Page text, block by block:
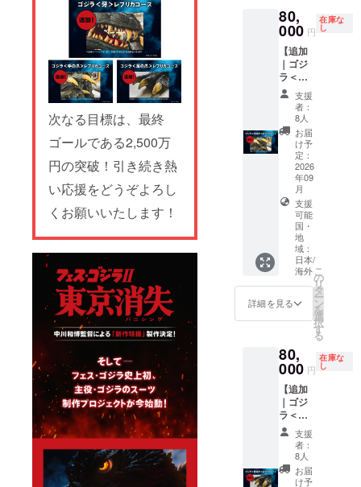
次なる目標は、最終
ゴールである2,500万
円の突破！引き続き熱
い応援をどうぞよろし
くお願いいたします！
で備考
欄にご
記入く
ださ
い。
①日本
語（漢
字・ひ
らが
な・カ
タカ
ナ）：
15文字
以内
（全
角）
②アル
ファ
ベット
の場
合： 最
大35文
字以内
（半角
スペー
む） ※
特殊文
字や記
号は使
用でき
ませ
ん。 ※
公序良
俗に反
する内
容や、
ロール
クレ
ジット
掲載 小
5.中川
監督描
き下ろ
しTシャ
ツ 6.画
コンテ
ブック
（B5）
＜クレ
ジット
掲載に
関する
注意事
項＞ ※
掲載を
希望す
るお名
前を、
以下の
欄にご
記入く
ださ
い。
①日本
語（漢
字・ひ
らが
な・カ
タカ
ナ）：
the
main
project
page
for
comple
te
details
before
making
your
pledge.
1.デジ
タル支
援証明
書 2.支
援者限
定活動
報告閲
覧権 3.
クラ
ファン
限定壁
ル） 4.
エンド
ロール
クレ
ジット
掲載 中
5.中川
監督描
き下ろ
しTシャ
ツ 6.画
s.
Please
check
the
"Rewar
d"
section
in the
main
text for
now!
*Please
note
that the
English
descrip
tions
for the
reward
content
s and
credit
conditio
ns are
here.
Please
be sure
to
check
the
main
project
page
for
80,
000 円
在庫な
し
【追加
｜ゴジ
ラ＜手
の爪＞
レプリ
カコー
ス／
Restoc
Godzilla
Hand
Claw
Replica
tier will
support
global
shippin
g.
setup is
in
progres
s.
Please
check
the
"Rewar
d"
section
in the
main
text for
now!
支援
者：
8人
お届
け予
定：
2026
年09
月
支援
可能
国・
地
域：
日本/
海外
詳細を見る
こ
の
リ
タ
ー
ン
を
選
択
す
る
80,
000 円
在庫な
し
【追加
｜ゴジ
ラ＜足
の爪＞
レプリ
カコー
ス／
Restoc
支援
者：
8人
お届
け予